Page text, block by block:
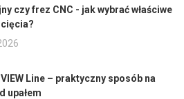
czy frez CNC - jak wybrać właściwe
Line – praktyczny sposób na
upałem